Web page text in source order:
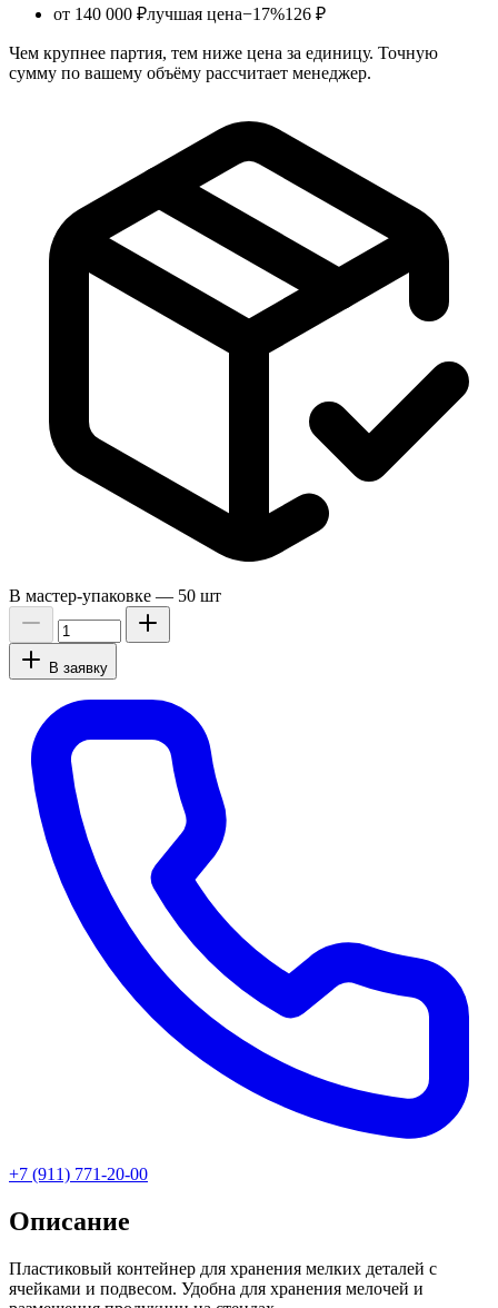
от 140 000 ₽лучшая цена−17%126 ₽
Чем крупнее партия, тем ниже цена за единицу. Точную
сумму по вашему объёму рассчитает менеджер.
В мастер-упаковке — 50 шт
В заявку
+7 (911) 771-20-00
Описание
Пластиковый контейнер для хранения мелких деталей с
ячейками и подвесом. Удобна для хранения мелочей и